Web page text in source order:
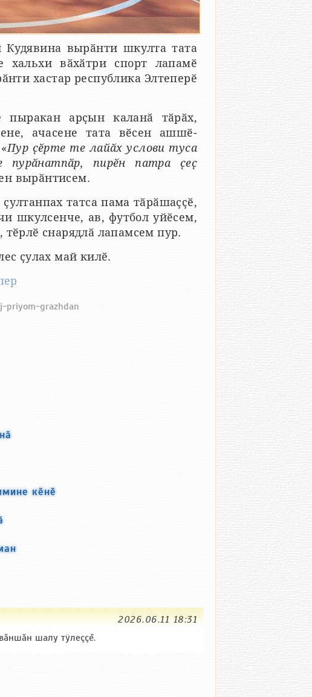
вырӑнти шкулта тата
хальхи вӑхӑтри спорт лапамӗ
хастар республика Элтеперӗ
арҫын каланӑ тӑрӑх,
ачасене тата вӗсен ашшӗ-
Пур ҫӗрте те лайӑх услови туса
пирӗн патра ҫеҫ
вырӑнтисем.
татса пама тӑрӑшаҫҫӗ,
шкулсенче, ав, футбол уйӗсем,
тӗрлӗ снарядлӑ лапамсем пур.
ҫулах май килӗ.
priyom-grazhdan
кӗнӗ
2026.06.11 18:31
шалу тÿлеççĕ.